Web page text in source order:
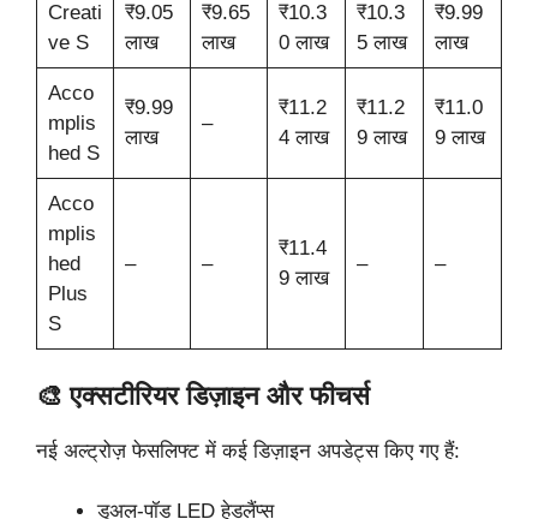
Creati
ve S
₹9.05
लाख
₹9.65
लाख
₹10.3
0 लाख
₹10.3
5 लाख
₹9.99
लाख
Acco
mplis
hed S
₹9.99
लाख
–
₹11.2
4 लाख
₹11.2
9 लाख
₹11.0
9 लाख
Acco
mplis
hed
Plus
S
– –
₹11.4
9 लाख
– –
🎨 एक्सटीरियर डिज़ाइन और फीचर्स
नई अल्ट्रोज़ फेसलिफ्ट में कई डिज़ाइन अपडेट्स किए गए हैं:
डुअल-पॉड LED हेडलैंप्स